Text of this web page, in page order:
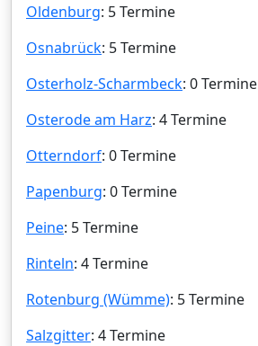
Oldenburg: 5 Termine
Osnabrück: 5 Termine
Osterholz-Scharmbeck: 0 Termine
Osterode am Harz: 4 Termine
Otterndorf: 0 Termine
Papenburg: 0 Termine
Peine: 5 Termine
Rinteln: 4 Termine
Rotenburg (Wümme): 5 Termine
Salzgitter: 4 Termine